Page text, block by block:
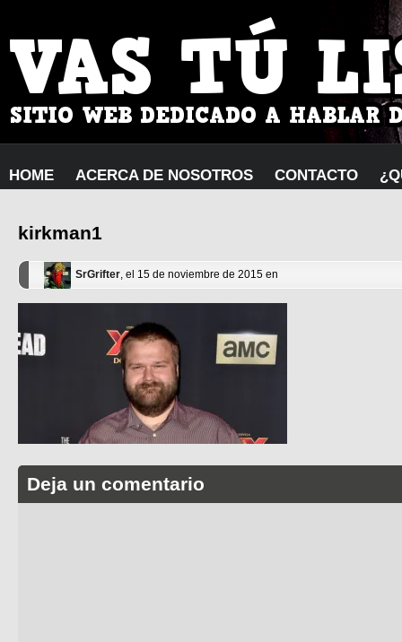
HOME ACERCA DE NOSOTROS CONTACTO
kirkman1
SrGrifter, el 15 de noviembre de 2015 en
Deja un comentario